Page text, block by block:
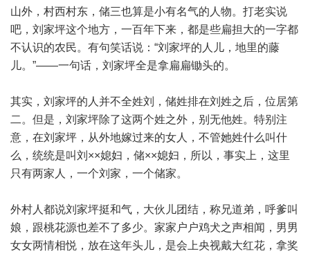
山外，村西村东，储三也算是小有名气的人物。打老实说
吧，刘家坪这个地方，一百年下来，都是些扁担大的一字都
不认识的农民。有句笑话说：“刘家坪的人儿，地里的藤
儿。”——一句话，刘家坪全是拿扁扁锄头的。
其实，刘家坪的人并不全姓刘，储姓排在刘姓之后，位居第
二。但是，刘家坪除了这两个姓之外，别无他姓。特别注
意，在刘家坪，从外地嫁过来的女人，不管她姓什么叫什
么，统统是叫刘××媳妇，储××媳妇，所以，事实上，这里
只有两家人，一个刘家，一个储家。
外村人都说刘家坪挺和气，大伙儿团结，称兄道弟，呼爹叫
娘，跟桃花源也差不了多少。家家户户鸡犬之声相闻，男男
女女两情相悦，放在这年头儿，是会上央视戴大红花，拿奖